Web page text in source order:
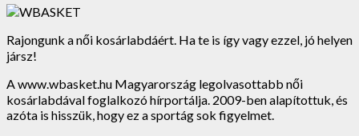
Rajongunk a női kosárlabdáért. Ha te is így vagy ezzel, jó helyen
jársz!
A www.wbasket.hu Magyarország legolvasottabb női
kosárlabdával foglalkozó hírportálja. 2009-ben alapítottuk, és
azóta is hisszük, hogy ez a sportág sok figyelmet.